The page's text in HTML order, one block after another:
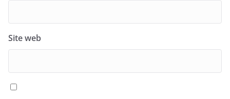
Site web